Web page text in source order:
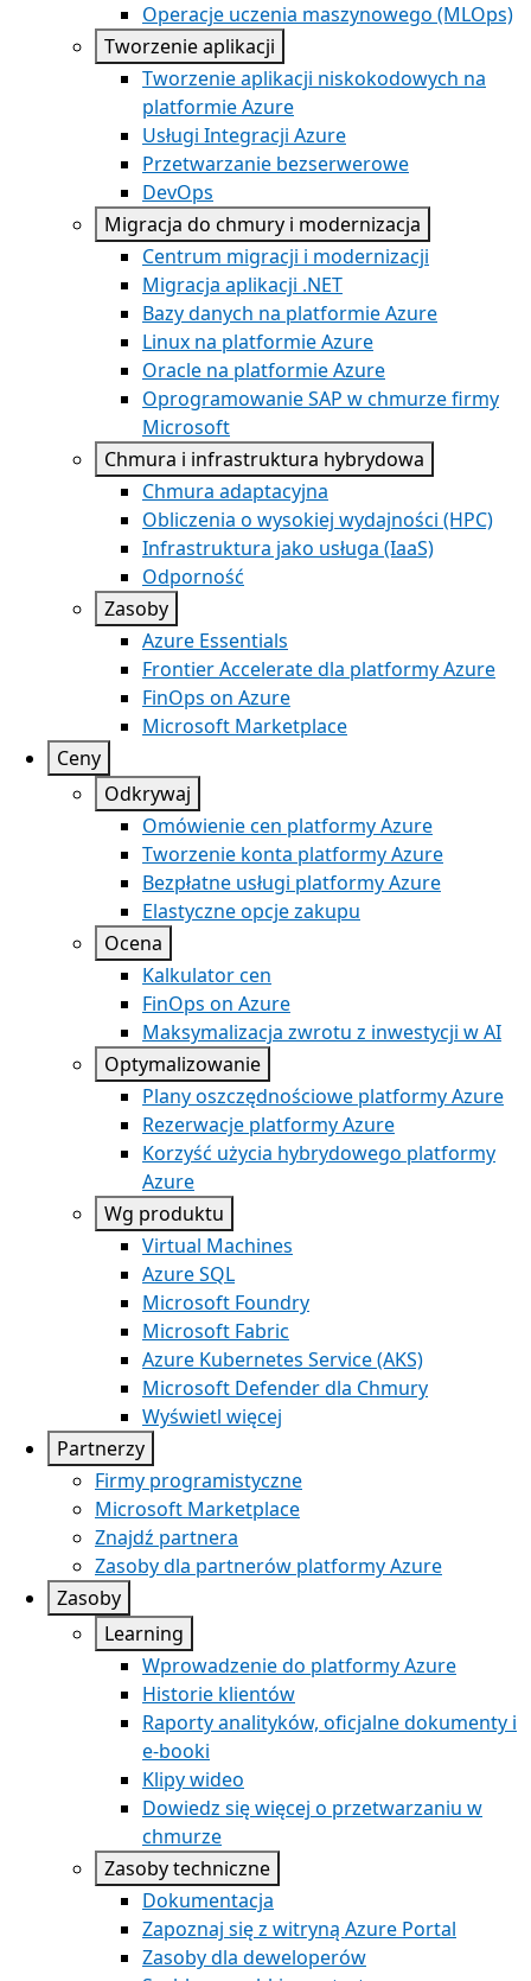
Operacje uczenia maszynowego (MLOps)
Tworzenie aplikacji
Tworzenie aplikacji niskokodowych na
platformie Azure
Usługi Integracji Azure
Przetwarzanie bezserwerowe
DevOps
Migracja do chmury i modernizacja
Centrum migracji i modernizacji
Migracja aplikacji .NET
Bazy danych na platformie Azure
Linux na platformie Azure
Oracle na platformie Azure
Oprogramowanie SAP w chmurze firmy
Microsoft
Chmura i infrastruktura hybrydowa
Chmura adaptacyjna
Obliczenia o wysokiej wydajności (HPC)
Infrastruktura jako usługa (IaaS)
Odporność
Zasoby
Azure Essentials
Frontier Accelerate dla platformy Azure
FinOps on Azure
Microsoft Marketplace
Ceny
Odkrywaj
Omówienie cen platformy Azure
Tworzenie konta platformy Azure
Bezpłatne usługi platformy Azure
Elastyczne opcje zakupu
Ocena
Kalkulator cen
FinOps on Azure
Maksymalizacja zwrotu z inwestycji w AI
Optymalizowanie
Plany oszczędnościowe platformy Azure
Rezerwacje platformy Azure
Korzyść użycia hybrydowego platformy
Azure
Wg produktu
Virtual Machines
Azure SQL
Microsoft Foundry
Microsoft Fabric
Azure Kubernetes Service (AKS)
Microsoft Defender dla Chmury
Wyświetl więcej
Partnerzy
Firmy programistyczne
Microsoft Marketplace
Znajdź partnera
Zasoby dla partnerów platformy Azure
Zasoby
Learning
Wprowadzenie do platformy Azure
Historie klientów
Raporty analityków, oficjalne dokumenty i
e-booki
Klipy wideo
Dowiedz się więcej o przetwarzaniu w
chmurze
Zasoby techniczne
Dokumentacja
Zapoznaj się z witryną Azure Portal
Zasoby dla deweloperów